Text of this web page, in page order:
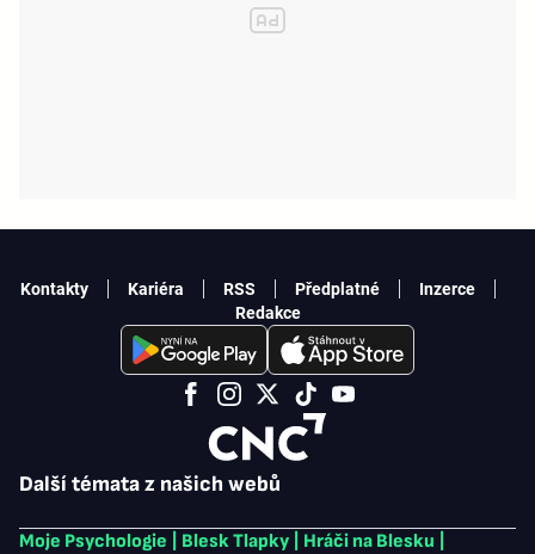
Další témata z našich webů
Moje Psychologie Blesk Tlapky Hráči na Blesku
Kontakty Kariéra RSS Předplatné
Inzerce
Redakce